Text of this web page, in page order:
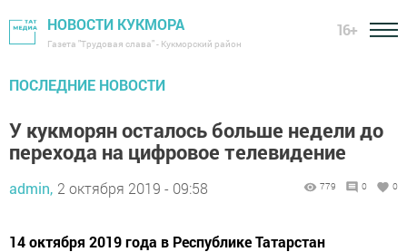
НОВОСТИ КУКМОРА
Газета "Трудовая слава" - Кукморский район
16+
ПОСЛЕДНИЕ НОВОСТИ
У кукморян осталось больше недели до
перехода на цифровое телевидение
admin, 2 октября 2019 - 09:58 779 0 0
14 октября 2019 года в Республике Татарстан